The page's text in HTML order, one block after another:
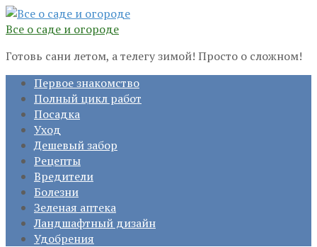
Перейти
к
Все о саде и огороде
Готовь сани летом, а телегу зимой! Просто о сложном!
Первое знакомство
Полный цикл работ
Посадка
Уход
Дешевый забор
Рецепты
Вредители
Болезни
Зеленая аптека
Ландшафтный дизайн
Удобрения